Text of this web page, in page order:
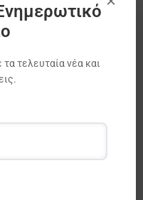
τελευταία νέα και